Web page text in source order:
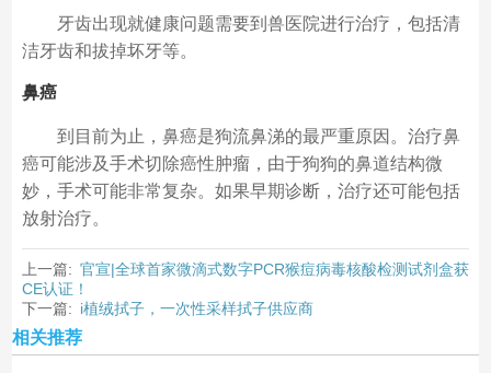
牙齿出现就健康问题需要到兽医院进行治疗，包括清
洁牙齿和拔掉坏牙等。
鼻癌
到目前为止，鼻癌是狗流鼻涕的最严重原因。治疗鼻
癌可能涉及手术切除癌性肿瘤，由于狗狗的鼻道结构微
妙，手术可能非常复杂。如果早期诊断，治疗还可能包括
放射治疗。
上一篇: 官宣|全球首家微滴式数字PCR猴痘病毒核酸检测试剂盒获
CE认证！
下一篇: i植绒拭子，一次性采样拭子供应商
相关推荐